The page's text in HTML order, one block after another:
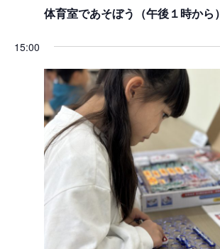
体育室であそぼう（午後１時から）
15:00